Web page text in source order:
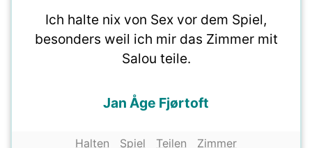
Ich halte nix von Sex vor dem Spiel,
besonders weil ich mir das Zimmer mit
Salou teile.
Jan Åge Fjørtoft
Halten Spiel Teilen Zimmer